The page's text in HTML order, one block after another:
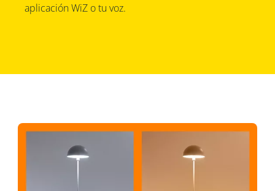
aplicación WiZ o tu voz.